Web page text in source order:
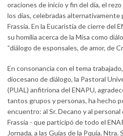
oraciones de inicio y fin del día, el
los días, celebradas alternativamente
Frassia. En la Eucaristía de cierre del
su homilía acerca de la Misa como
“diálogo de esponsales, de amor, de
En consonancia con el tema
diocesano de diálogo, la Pastoral
(PUAL) anfitriona del ENAPU,
tantos grupos y personas, ha hecho
encuentro: al Sr. Decano y al personal
Frassia - que participó de todo el
Jornada, a las Guías de la Pquia. Ntra.